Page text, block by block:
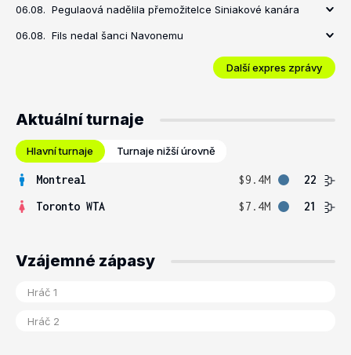
06.08. Pegulaová nadělila přemožitelce Siniakové kanára
06.08. Fils nedal šanci Navonemu
Další expres zprávy
Aktuální turnaje
Hlavní turnaje Turnaje nižší úrovně
Montreal $9.4M
22
Toronto WTA
$7.4M 21
Vzájemné zápasy